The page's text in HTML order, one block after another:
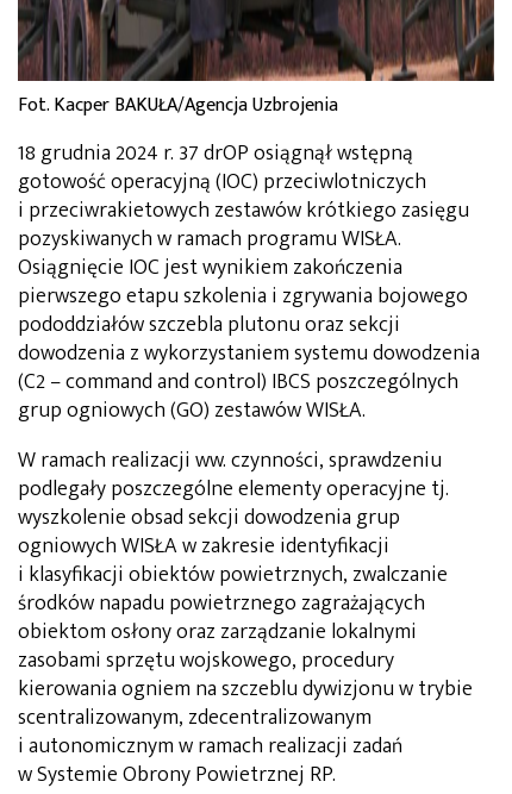
Fot. Kacper BAKUŁA/Agencja Uzbrojenia
18 grudnia 2024 r. 37 drOP osiągnął wstępną
gotowość operacyjną (IOC) przeciwlotniczych
i przeciwrakietowych zestawów krótkiego zasięgu
pozyskiwanych w ramach programu WISŁA.
Osiągnięcie IOC jest wynikiem zakończenia
pierwszego etapu szkolenia i zgrywania bojowego
pododdziałów szczebla plutonu oraz sekcji
dowodzenia z wykorzystaniem systemu dowodzenia
(C2 – command and control) IBCS poszczególnych
grup ogniowych (GO) zestawów WISŁA.
W ramach realizacji ww. czynności, sprawdzeniu
podlegały poszczególne elementy operacyjne tj.
wyszkolenie obsad sekcji dowodzenia grup
ogniowych WISŁA w zakresie identyfikacji
i klasyfikacji obiektów powietrznych, zwalczanie
środków napadu powietrznego zagrażających
obiektom osłony oraz zarządzanie lokalnymi
zasobami sprzętu wojskowego, procedury
kierowania ogniem na szczeblu dywizjonu w trybie
scentralizowanym, zdecentralizowanym
i autonomicznym w ramach realizacji zadań
w Systemie Obrony Powietrznej RP.